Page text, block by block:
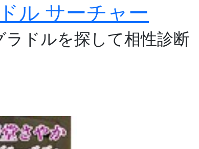
ル サーチャー
ドルを探して相性診断